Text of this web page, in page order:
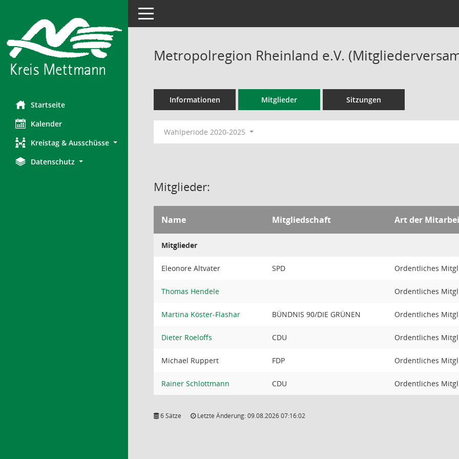
Startseite
Kalender
Kreistag & Ausschüsse
Datenschutz
Toggle navigation
Metropolregion Rheinland e.V.
Informationen Mitglieder Sitzungen
Wahlperiode 2020-2025
Mitglieder:
Name Mitgliedschaft Art der
Mitglieder
Eleonore Altvater SPD Ordentliches
Thomas Hendele Ordentliches
Martina Köster-Flashar BÜNDNIS 90/DIE GRÜNEN Ordentliches
Dieter Roeloffs CDU Ordentliches
Michael Ruppert FDP Ordentliches
Rainer Schlottmann CDU Ordentliches
6 Sätze Letzte Änderung: 09.08.2026 07:16:02